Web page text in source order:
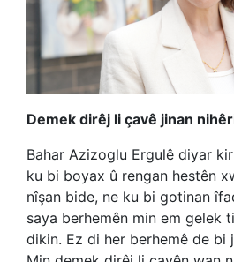
Demek dirêj li çavê jinan
Bahar Azizoglu Ergulê diyar
ku bi boyax û rengan hestên
nîşan bide, ne ku bi gotinan
saya berhemên min em gelek
dikin. Ez di her berhemê de bi